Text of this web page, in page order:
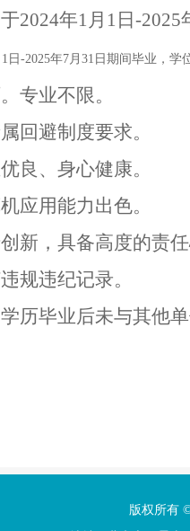
2024年1月1日-
1日-2025年7月31日期间毕业，学
专业不限。
回避制度要求。
良、身心健康。
应用能力出色。
新，具备高度的责任
规违纪记录。
历毕业后未与其他
版权所有